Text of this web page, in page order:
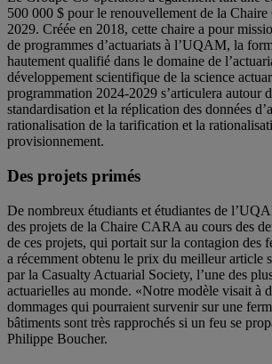
500 000 $ pour le renouvellement de la
2029. Créée en 2018, cette chaire a pour
de programmes d’actuariats à l’UQAM, la
hautement qualifié dans le domaine de
développement scientifique de la science
programmation 2024-2029 s’articulera autour
standardisation et la réplication des données
rationalisation de la tarification et la
provisionnement.
Des projets primés
De nombreux étudiants et étudiantes de
des projets de la Chaire CARA au cours des
de ces projets, qui portait sur la contagion des
a récemment obtenu le prix du meilleur article
par la Casualty Actuarial Society, l’une des
actuarielles au monde. «Notre modèle visait à
dommages qui pourraient survenir sur une
bâtiments sont très rapprochés si un feu se
Philippe Boucher.